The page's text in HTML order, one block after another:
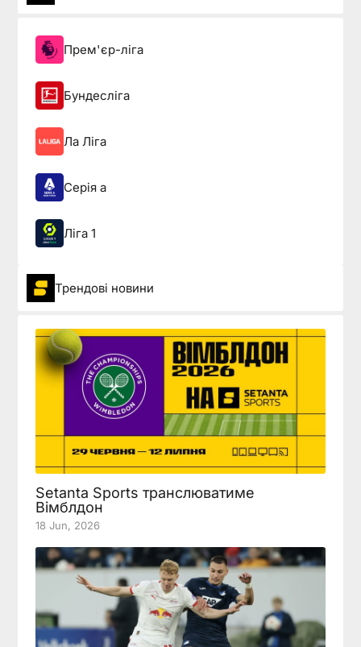
Прем'єр-ліга
Бундесліга
Ла Ліга
Серія а
Ліга 1
Трендові новини
Setanta Sports транслюватиме
Вімблдон
18 Jun, 2026